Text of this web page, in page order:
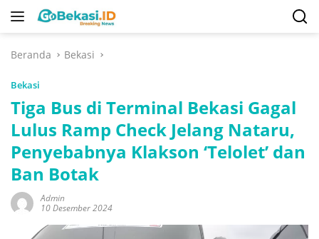
Langsung
Beranda
Bekasi
Bekasi
Tiga Bus di Terminal Bekasi Gagal
Lulus Ramp Check Jelang Nataru,
Penyebabnya Klakson ‘Telolet’ dan
Ban Botak
Admin
10 Desember 2024